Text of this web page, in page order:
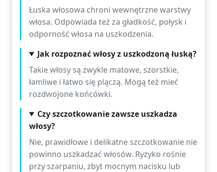
Łuska włosowa chroni wewnętrzne warstwy
włosa. Odpowiada też za gładkość, połysk i
odporność włosa na uszkodzenia.
Jak rozpoznać włosy z uszkodzoną łuską?
Takie włosy są zwykle matowe, szorstkie,
łamliwe i łatwo się plączą. Mogą też mieć
rozdwojone końcówki.
Czy szczotkowanie zawsze uszkadza
włosy?
Nie, prawidłowe i delikatne szczotkowanie nie
powinno uszkadzać włosów. Ryzyko rośnie
przy szarpaniu, zbyt mocnym nacisku lub